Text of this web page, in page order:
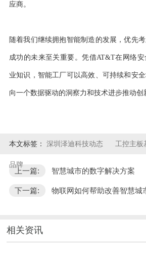
应商。
随着我们继续拥抱智能制造的发展，优先
成功的未来至关重要。凭借AT&T在网络
业知识，智能工厂可以高效、可持续和安
向一个数据驱动的洞察力和技术进步推动创
本文标签： 深圳泽迪科技动态 工控主板
品牌
上一篇: 智慧城市的数字解决方案
下一篇: 物联网如何帮助改善智慧城
相关资讯